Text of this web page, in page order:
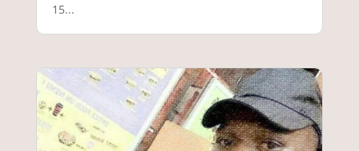
15...